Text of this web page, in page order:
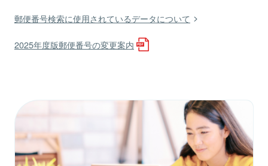
郵便番号検索に使用されているデータについて
2025年度版郵便番号の変更案内